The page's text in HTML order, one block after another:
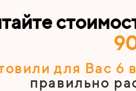
для Вас 6
правильно